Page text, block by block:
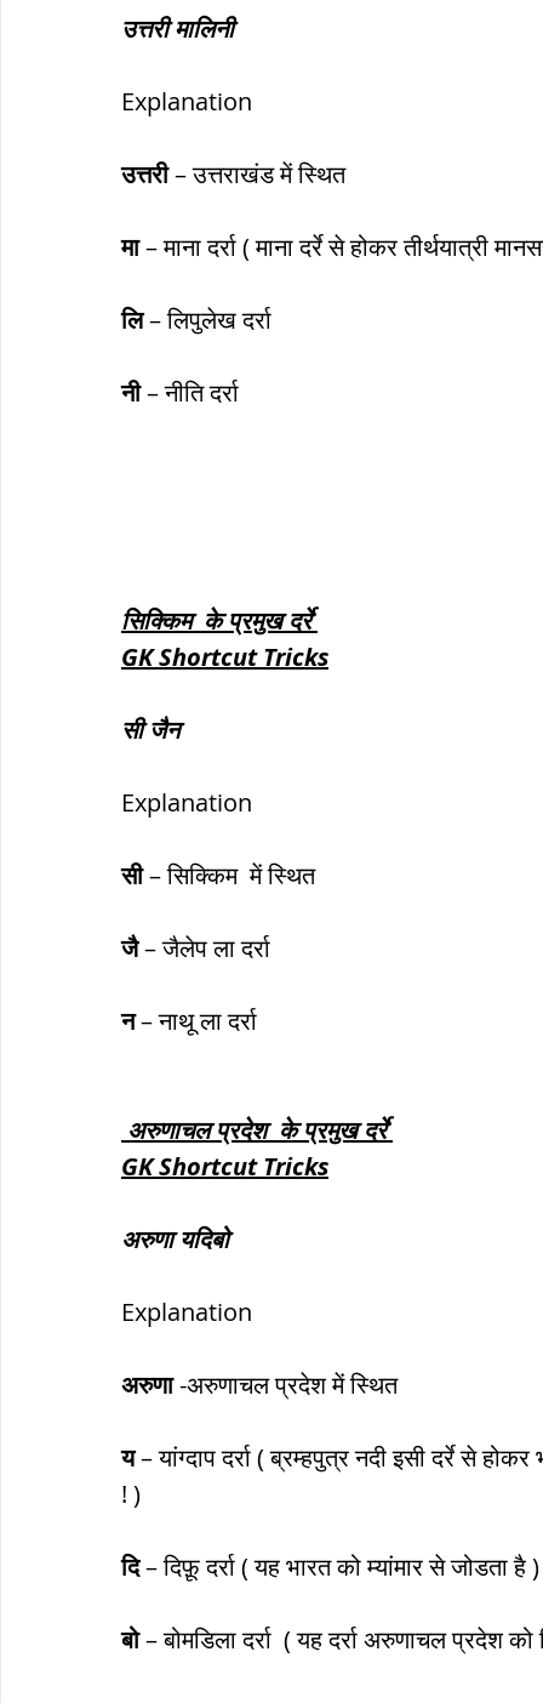
उत्तरी मालिनी
Explanation
उत्तरी – उत्तराखंड में स्थित
मा – माना दर्रा ( माना दर्रे से होकर तीर्थयात्री
लि – लिपुलेख दर्रा
नी – नीति दर्रा
सिक्किम  के प्रमुख दर्रे
GK Shortcut Tricks
सी जैन
Explanation
सी – सिक्किम  में स्थित
जै – जैलेप ला दर्रा
न – नाथू ला दर्रा
अरुणाचल प्रदेश  के प्रमुख दर्रे
GK Shortcut Tricks
अरुणा यदिबो
Explanation
अरुणा -अरुणाचल प्रदेश में स्थित
य – यांग्दाप दर्रा ( ब्रम्हपुत्र नदी इसी दर्रे से
! )
दि – दिफ़ू दर्रा ( यह भारत को म्यांमार से जोडता है )
बो – बोमडिला दर्रा  ( यह दर्रा अरुणाचल प्रदेश